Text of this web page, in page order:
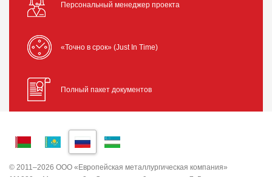
Персональный менеджер проекта
«Точно в срок» (Just In Time)
Полный пакет документов
© 2011–2026 ООО «Европейская металлургическая компания»